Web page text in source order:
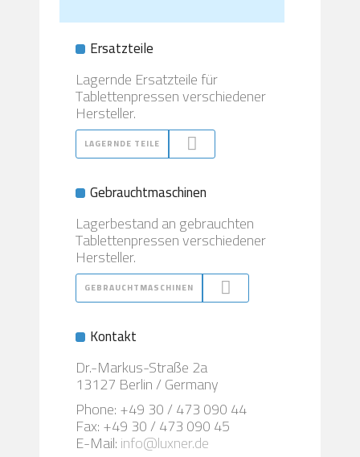
Ersatzteile
Lagernde Ersatzteile für
Tablettenpressen verschiedener
Hersteller.
LAGERNDE TEILE
Gebrauchtmaschinen
Lagerbestand an gebrauchten
Tablettenpressen verschiedener
Hersteller.
GEBRAUCHTMASCHINEN
Kontakt
Dr.-Markus-Straße 2a
13127 Berlin / Germany
Phone: +49 30 / 473 090 44
Fax: +49 30 / 473 090 45
E-Mail:info@luxner.de